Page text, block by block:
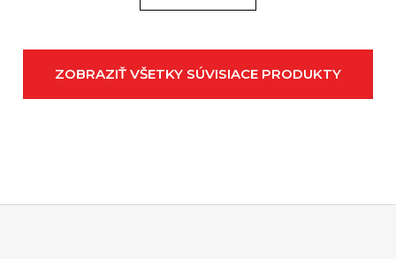
ZOBRAZIŤ VŠETKY SÚVISIACE PRODUKTY